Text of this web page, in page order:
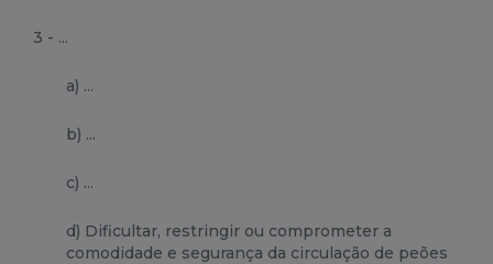
3 - ...
a) ...
b) ...
c) ...
d) Dificultar, restringir ou comprometer a
comodidade e segurança da circulação de peões